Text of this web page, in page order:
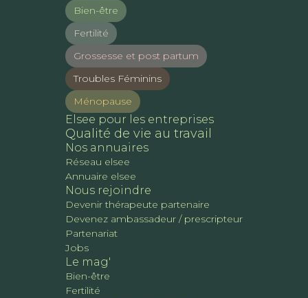
Bien-être
Fertilité
Grossesse et post partum
Troubles Féminins
Ménopause
Elsee pour les entreprises
Qualité de vie au travail
Nos annuaires
Réseau elsee
Annuaire elsee
Nous rejoindre
Devenir thérapeute partenaire
Devenez ambassadeur / prescripteur
Partenariat
Jobs
Le mag'
Bien-être
Fertilité